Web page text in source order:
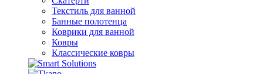
Текстиль для ванной
Банные полотенца
Коврики для ванной
Ковры
Классические ковры